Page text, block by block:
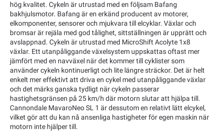
hög kvalitet. Cykeln är utrustad med en följsam Bafang
bakhjulsmotor. Bafang är en erkänd producent av motorer,
elkomponenter, sensorer och mjukvara till elcyklar. Växlar och
bromsar är rejäla med god tålighet, sittställningen är upprätt och
avslappnad. Cykeln är utrustad med MicroShift Acolyte 1x8
växlar. Ett utanpåliggande växelsystem uppskattas oftast mer
jämfört med en navväxel när det kommer till cyklister som
använder cykeln kontinuerligt och lite längre sträckor. Det är helt
enkelt mer effektivt att driva en cykel med utanpåliggande växlar
och det märks ganska tydligt när cykeln passerar
hastighetsgränsen på 25 km/h där motorn slutar att hjälpa till.
Cannondale MavaroNeo SL 1 är dessutom en relativt lätt elcykel,
vilket gör att du kan nå ansenliga hastigheter för egen maskin när
motorn inte hjälper till.